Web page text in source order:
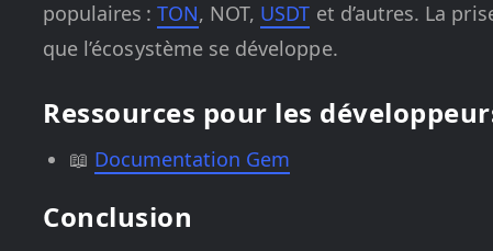
populaires : TON, NOT, USDT et d’autres. La
que l’écosystème se développe.
Ressources pour les
📖 Documentation Gem
Conclusion